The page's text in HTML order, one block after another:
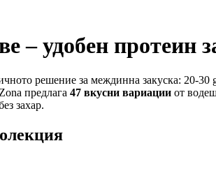
– удобен протеин
решение за междинна закуска: 20-
предлага 47 вкусни вариации от
захар.